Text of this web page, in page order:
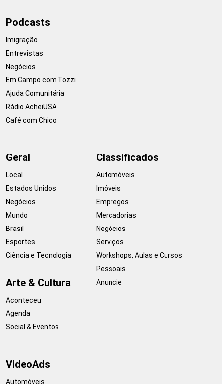
Podcasts
Imigração
Entrevistas
Negócios
Em Campo com Tozzi
Ajuda Comunitária
Rádio AcheiUSA
Café com Chico
Geral
Local
Estados Unidos
Negócios
Mundo
Brasil
Esportes
Ciência e Tecnologia
Arte & Cultura
Aconteceu
Agenda
Social & Eventos
Classificados
Automóveis
Imóveis
Empregos
Mercadorias
Negócios
Serviços
Workshops, Aulas e Cursos
Pessoais
Anuncie
VideoAds
Automóveis